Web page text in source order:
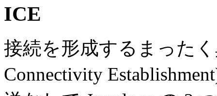
ICE
接続を形成するまった
Connectivity